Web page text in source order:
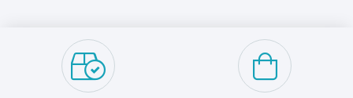
رم ۱ گیگابایت و حافظه ذخیرسازی ۸ گیگابایتی اشاره کرد. همچنین
دانگل HDMI شیائومی Mi TV Stick امکان پخش ویدئو و سایر